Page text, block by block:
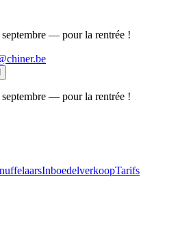
— pour la rentrée !
— pour la rentrée !
InboedelverkoopTarifs